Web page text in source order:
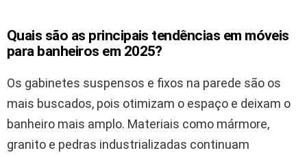
Quais são as principais tendências em móveis
para banheiros em 2025?
Os gabinetes suspensos e fixos na parede são os
mais buscados, pois otimizam o espaço e deixam o
banheiro mais amplo. Materiais como mármore,
granito e pedras industrializadas continuam